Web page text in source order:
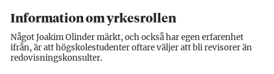
Information om yrkesrollen
Något Joakim Olinder märkt, och också har egen erfarenhet
ifrån, är att högskolestudenter oftare väljer att bli revisorer än
redovisningskonsulter.